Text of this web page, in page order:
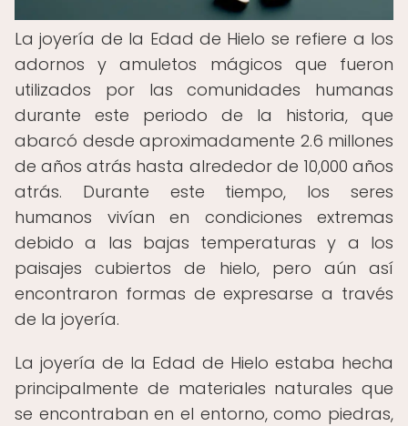
La joyería de la Edad de Hielo se refiere a los
adornos y amuletos mágicos que fueron
utilizados por las comunidades humanas
durante este periodo de la historia, que
abarcó desde aproximadamente 2.6 millones
de años atrás hasta alrededor de 10,000 años
atrás. Durante este tiempo, los seres
humanos vivían en condiciones extremas
debido a las bajas temperaturas y a los
paisajes cubiertos de hielo, pero aún así
encontraron formas de expresarse a través
de la joyería.
La joyería de la Edad de Hielo estaba hecha
principalmente de materiales naturales que
se encontraban en el entorno, como piedras,